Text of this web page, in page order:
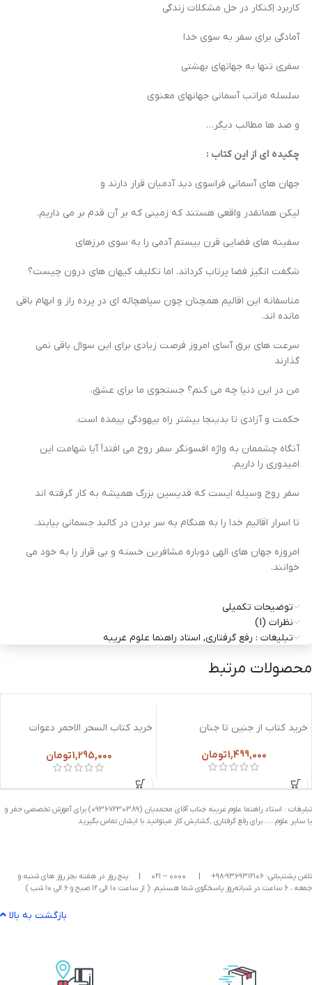
کاربرد اِکنکار در حل مشکلات زندگی
آمادگی برای سفر به سوی خدا
سفری تنها به جهانهای بهشتی
سلسله مراتب آسمانی جهانهای معنوی
و صد ها مطالب دیگر…
چکیده ای از این کتاب :
جهان های آسمانی فراسوی دید آدمیان قرار دارند و
لیکن همانقدر واقعی هستند که زمینی که بر آن قدم بر می داریم.
سفینه های فضایی قرن بیستم آدمی را به سوی مرزهای
شگفت انگیز فضا پرتاب کرداند. اما تکلیف کیهان های درون چیست؟
متاسفانه این اقالیم همچنان چون سیاهچاله ای در پرده راز و ابهام باقی
مانده اند.
سرعت های برق آسای امروز فرصت زیادی برای این سوال باقی نمی
گذارند
من در این دنیا چه می کنم؟ جستجوی ما برای عشق،
حکمت و آزادی تا بدینجا بیشتر راه بیهودگی پیمده است.
آنگاه چشممان به واژه افسونگر سفر روح می افتد! آیا شهامت این
امیدوری را داریم.
سفر روح وسیله ایست که قدیسین بزرگ همیشه به کار گرفته اند
تا اسرار اقالیم خدا را به هنگام به سر بردن در کالبد جسمانی بیابند.
امروزه جهان های الهی دوباره مشافرین خسته و بی قرار را به خود می
خوانند.
توضیحات تکمیلی
نظرات (1)
تبلیغات : رفع گرفتاری, استاد راهنما علوم غریبه
محصولات مرتبط
خرید کتاب از جنین تا جنان
1,499,000تومان
خرید کتاب السحر الاحمر دعوات
1,295,000تومان
تبلیغات : استاد راهنما علوم غریبه جناب آقای محمدیان (09367230389) برای آموزش تخصصی جفر و
یا سایر علوم …. برای رفع گرفتاری ,گشایش کار میتوانید با ایشان تماس بگیرید
تلفن پشتیبانی: ۹۳۶۹۳۱۲۱۰۶-۹۸+ |
|
پنج روز در هفته بجز روز های شنبه و
جمعه ، ۶ ساعت در شبانه‌روز پاسخگوی شما هستیم. ( از ساعت ۱۰ الی ۱۲ صبح و ۶ الی ۱۰ شب )
بازگشت به بالا